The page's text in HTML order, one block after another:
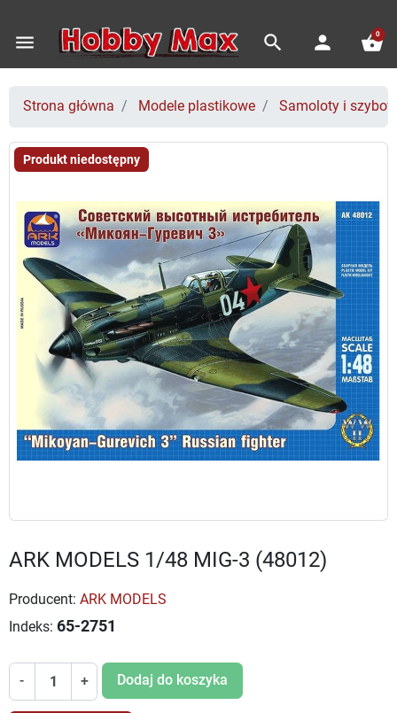
menu search person shopping_basket
0
Strona główna Modele plastikowe Samoloty i
Produkt niedostępny
ARK MODELS 1/48 MIG-3 (48012)
Producent: ARK MODELS
Indeks: 65-2751
- + Dodaj do koszyka